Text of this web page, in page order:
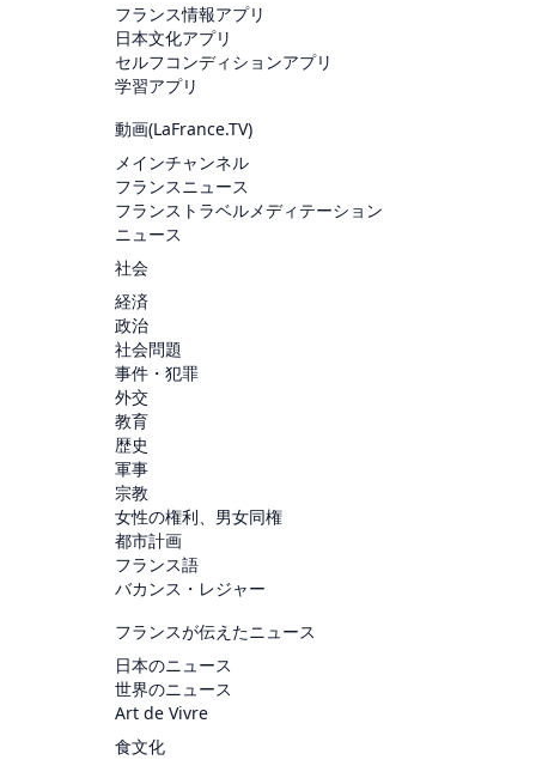
フランス情報アプリ
日本文化アプリ
セルフコンディションアプリ
学習アプリ
動画(LaFrance.TV)
メインチャンネル
フランスニュース
フランストラベルメディテーション
ニュース
社会
経済
政治
社会問題
事件・犯罪
外交
教育
歴史
軍事
宗教
女性の権利、男女同権
都市計画
フランス語
バカンス・レジャー
フランスが伝えたニュース
日本のニュース
世界のニュース
Art de Vivre
食文化